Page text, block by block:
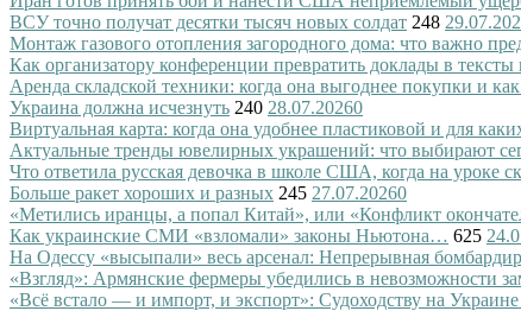
ВСУ точно получат десятки тысяч новых солдат 248
Монтаж газового отопления загородного дома: что важно
Как организатору конференции превратить доклады в тексты
Аренда складской техники: когда она выгоднее покупки и
Украина должна исчезнуть 240 28.07.20260
Виртуальная карта: когда она удобнее пластиковой и для
Актуальные тренды ювелирных украшений: что выбирают
Что ответила русская девочка в школе США, когда на уроке
Больше ракет хороших и разных 245 27.07.20260
«Метились иранцы, а попал Китай», или «Конфликт
Как украинские СМИ «взломали» законы Ньютона… 625
На Одессу «высыпали» весь арсенал: Непрерывная
«Взгляд»: Армянские фермеры убедились в невозможности
«Всё встало — и импорт, и экспорт»: Судоходству на